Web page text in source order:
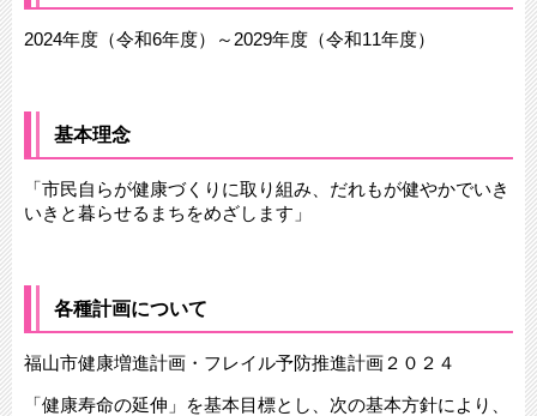
2024年度（令和6年度）～2029年度（令和11年度）
基本理念
「市民自らが健康づくりに取り組み、だれもが健やかでいき
いきと暮らせるまちをめざします」
各種計画について
福山市健康増進計画・フレイル予防推進計画２０２４
「健康寿命の延伸」を基本目標とし、次の基本方針により、